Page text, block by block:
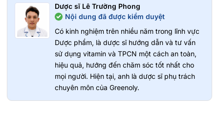
Uống 3 viên mỗi ngày cùng bữa ăn
Nên sử dụng đều đặn theo liệu trình để hỗ trợ hiệu quả tốt
hơn
Kết hợp uống đủ nước và chăm sóc da hợp lý để tăng hiệu
quả dưỡng ẩm
Greenoly cam kết cung cấp sản phẩm chính hãng 100%, có
nguồn gốc rõ ràng và an toàn cho sức khỏe.
Số 36 Đường số 14 KĐT Him Lam Phường Tân Hưng
Dược sĩ Lê Trường Phong
Nội dung đã được kiểm duyệt
Có kinh nghiệm trên nhiều năm trong lĩnh vực
Dược phẩm, là dược sĩ hướng dẫn và tư vấn
sử dụng vitamin và TPCN một cách an toàn,
hiệu quả, hướng đến chăm sóc tốt nhất cho
mọi người. Hiện tại, anh là dược sĩ phụ trách
chuyên môn của Greenoly.